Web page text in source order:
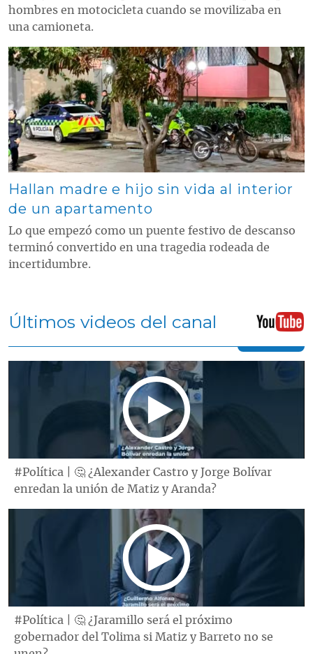
hombres en motocicleta cuando se movilizaba en
una camioneta.
Contenido multimedia principal
Hallan madre e hijo sin vida al interior
de un apartamento
Lo que empezó como un puente festivo de descanso
terminó convertido en una tragedia rodeada de
incertidumbre.
Últimos videos del canal
#Política | 🤔 ¿Alexander Castro y Jorge Bolívar
enredan la unión de Matiz y Aranda?
#Política | 🤔 ¿Jaramillo será el próximo
gobernador del Tolima si Matiz y Barreto no se